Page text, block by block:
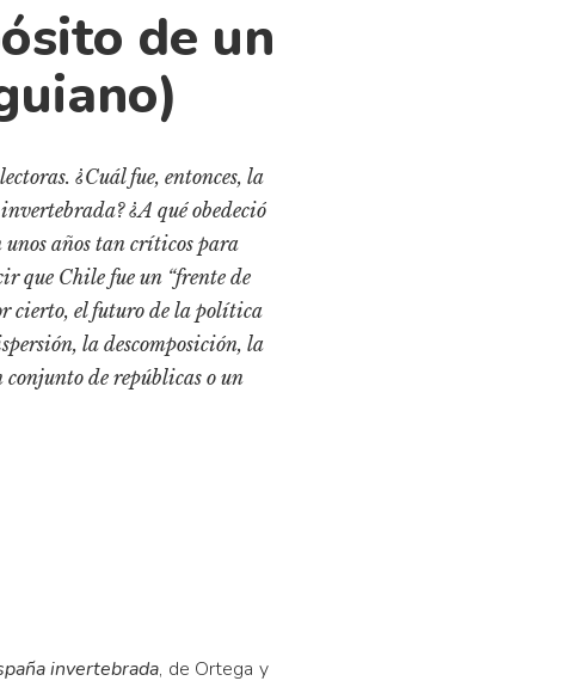
de un
¿Cuál fue, entonces, la
¿A qué obedeció
unos años tan críticos para
que Chile fue un “frente de
cierto, el futuro de la política
la descomposición, la
conjunto de repúblicas o un
invertebrada, de Ortega y